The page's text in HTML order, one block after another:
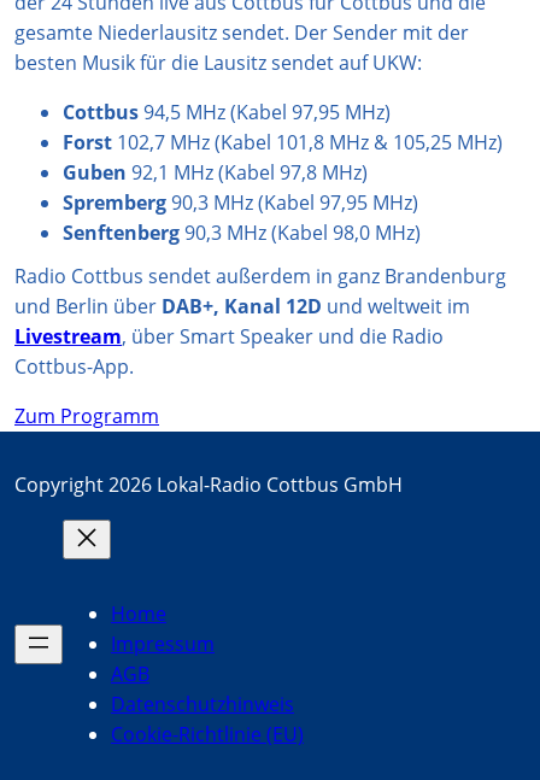
m
gesamte Niederlausitz sendet. Der Sender mit der
besten Musik für die Lausitz sendet auf UKW:
Cottbus94,5 MHz (Kabel 97,95 MHz)
Forst 102,7 MHz (Kabel 101,8 MHz & 105,25 MHz)
Guben 92,1 MHz (Kabel 97,8 MHz)
Spremberg90,3 MHz (Kabel 97,95 MHz)
Senftenberg90,3 MHz (Kabel 98,0 MHz)
Radio Cottbus sendet außerdem in ganz Brandenburg
und Berlin über DAB+, Kanal 12D und weltweit im
Livestream, über Smart Speaker und die Radio
Cottbus-App.
Zum Programm
Copyright 2026 Lokal-Radio Cottbus GmbH
Home
Impressum
AGB
Datenschutzhinweis
Cookie-Richtlinie (EU)